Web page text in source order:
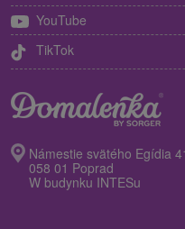
YouTube
TikTok
Námestie svätého Egídia
058 01 Poprad
W budynku INTESu